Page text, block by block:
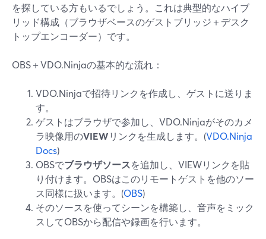
を探している方もいるでしょう。これは典型的なハイブ
リッド構成（ブラウザベースのゲストブリッジ＋デスク
トップエンコーダー）です。
OBS＋VDO.Ninjaの基本的な流れ：
VDO.Ninjaで招待リンクを作成し、ゲストに送りま
す。
ゲストはブラウザで参加し、VDO.Ninjaがそのカメ
ラ映像用のVIEWリンクを生成します。(VDO.Ninja
Docs)
OBSでブラウザソースを追加し、VIEWリンクを貼
り付けます。OBSはこのリモートゲストを他のソー
ス同様に扱います。(OBS)
そのソースを使ってシーンを構築し、音声をミック
スしてOBSから配信や録画を行います。